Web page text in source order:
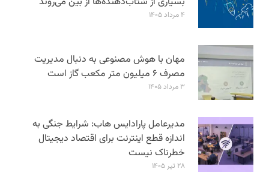
۴ مرداد ۱۴۰۵
مهان با هوش مصنوعی به دنبال مدیریت
مصرف ۶ میلیون متر مکعب گاز است
۳ مرداد ۱۴۰۵
مدیرعامل پارادایس هاب: شرایط جنگی به
اندازه قطع اینترنت برای اقتصاد دیجیتال
خطرناک نیست
۲۸ تیر ۱۴۰۵